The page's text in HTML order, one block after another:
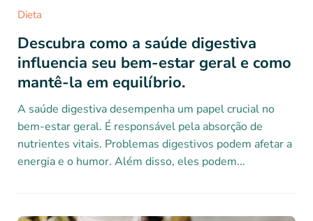
Dieta
Descubra como a saúde digestiva
influencia seu bem-estar geral e como
mantê-la em equilíbrio.
A saúde digestiva desempenha um papel crucial no
bem-estar geral. É responsável pela absorção de
nutrientes vitais. Problemas digestivos podem afetar a
energia e o humor. Além disso, eles podem...